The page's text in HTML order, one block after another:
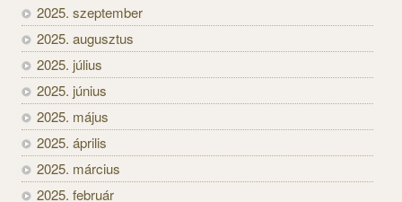
2025. szeptember
2025. augusztus
2025. július
2025. június
2025. május
2025. április
2025. március
2025. február